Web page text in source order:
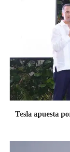
Tesla apuesta